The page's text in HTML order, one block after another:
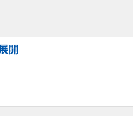
開